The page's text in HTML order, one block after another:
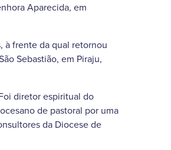
Aparecida, em
à frente da qual retornou
Sebastião, em Piraju,
diretor espiritual do
de pastoral por uma
da Diocese de